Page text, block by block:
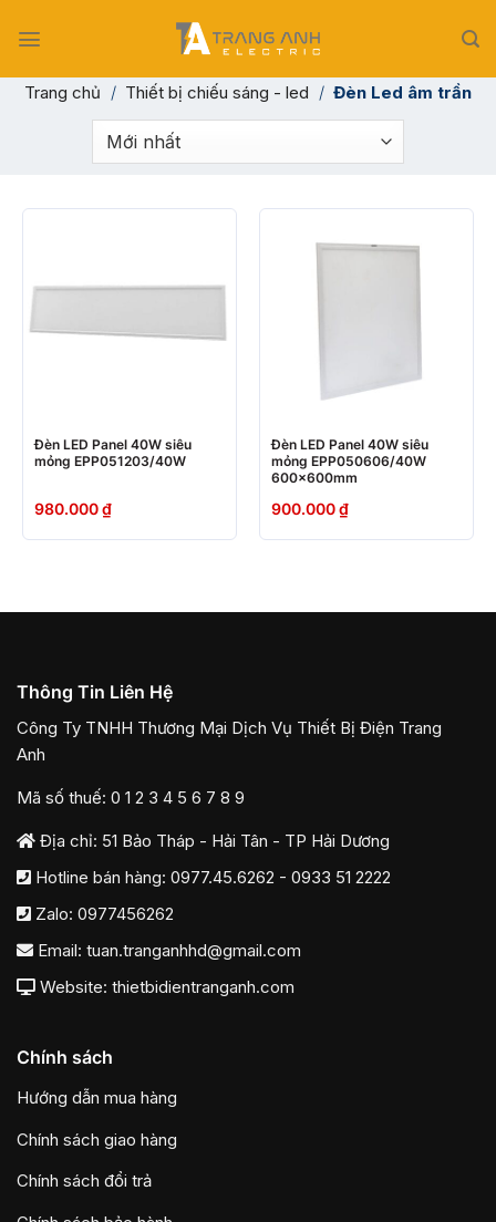
Trang chủ / Thiết bị chiếu sáng - led / Đèn Led âm trần
Đèn LED Panel 40W siêu
mỏng EPP051203/40W
980.000₫
Đèn LED Panel 40W siêu
mỏng EPP050606/40W
600x600mm
900.000₫
Thông Tin Liên Hệ
Công Ty TNHH Thương Mại Dịch Vụ Thiết Bị Điện Trang
Anh
Mã số thuế: 0 1 2 3 4 5 6 7 8 9
Địa chỉ: 51 Bảo Tháp - Hải Tân - TP Hải Dương
Hotline bán hàng: 0977.45.6262 - 0933 51 2222
Zalo: 0977456262
Email: tuan.tranganhhd@gmail.com
Website: thietbidientranganh.com
Chính sách
Hướng dẫn mua hàng
Chính sách giao hàng
Chính sách đổi trả